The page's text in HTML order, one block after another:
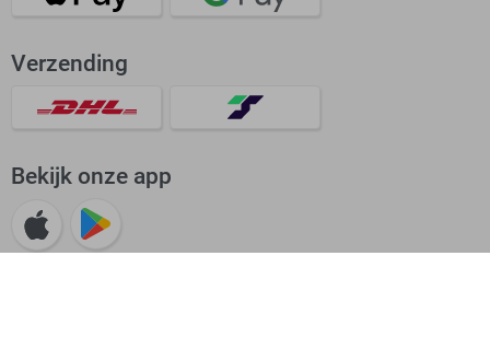
Verzending
Bekijk onze app